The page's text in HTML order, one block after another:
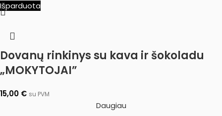
Išparduota
Dovanų rinkinys su kava ir šokoladu
„MOKYTOJAI”
15,00 € su PVM
Daugiau